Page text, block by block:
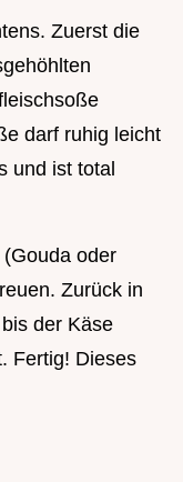
Zuerst die
darf ruhig leicht
und ist total
oder
Zurück in
der Käse
Fertig! Dieses